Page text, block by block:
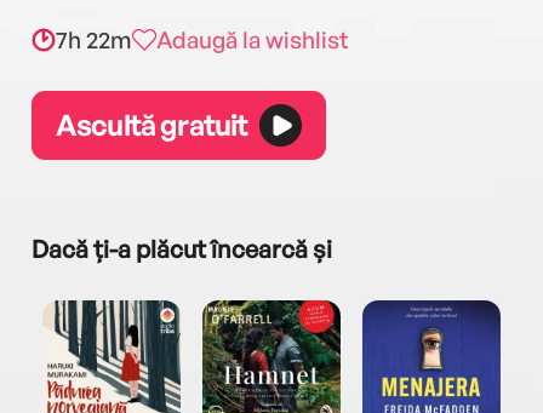
7h 22m Adaugă la wishlist
Ascultă gratuit
Dacă ți-a plăcut încearcă și